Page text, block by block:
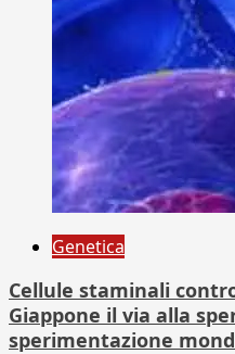
Genetica
Cellule staminali
Giappone il via alla
sperimentazione